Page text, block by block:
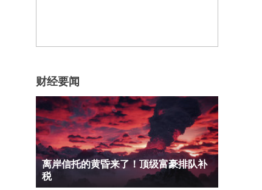
财经要闻
离岸信托的黄昏来了！顶级富豪排队补
税